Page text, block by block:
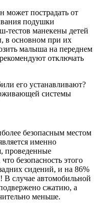
пострадать от
подушки
тестов манекены детей
в основном при их
малыша на переднем
отключать
безопасным местом
именно
проведенные
безопасность этого
сидений, и на 86%
случае автомобильной
сжатию, а
меньше.